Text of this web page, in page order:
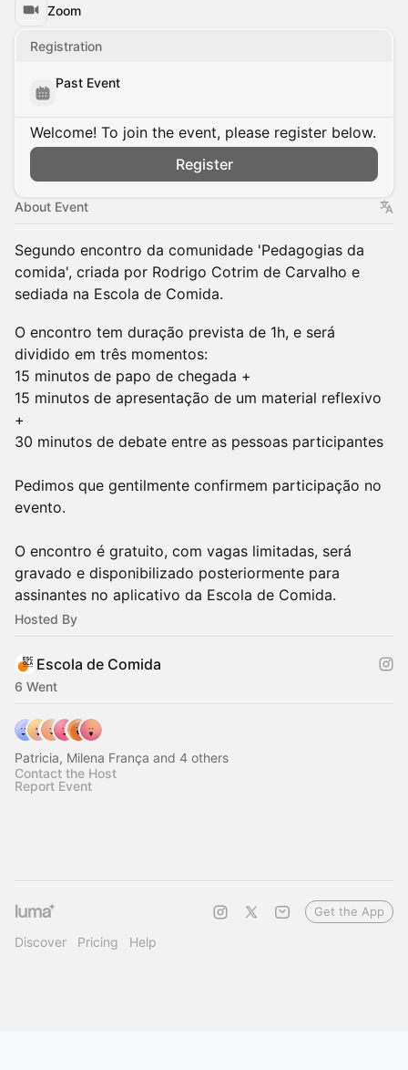
Zoom
Registration
Past Event
Welcome! To join the event, please register below.
Register
About Event
Segundo encontro da comunidade 'Pedagogias da
comida', criada por Rodrigo Cotrim de Carvalho e
sediada na Escola de Comida.
O encontro tem duração prevista de 1h, e será
dividido em três momentos:
15 minutos de papo de chegada +
15 minutos de apresentação de um material reflexivo
+
30 minutos de debate entre as pessoas participantes
Pedimos que gentilmente confirmem participação no
evento.
O encontro é gratuito, com vagas limitadas, será
gravado e disponibilizado posteriormente para
assinantes no aplicativo da Escola de Comida.
Hosted By
Escola de Comida
6 Went
Patricia, Milena França and 4 others
Contact the Host
Report Event
Discover Pricing Help
Get the App